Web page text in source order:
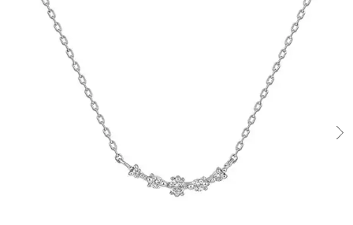
#ペア #エタニティ
#ダイヤモンド ネックレス
EAU DOUCE４℃
すべてのジュエリー